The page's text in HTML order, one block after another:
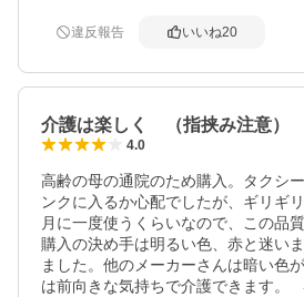
違反報告 いいね20
介護は楽しく （指挟み注意）
4.0
高齢の母の通院のため購入。タクシ
ンクに入るか心配でしたが、ギリギ
月に一度使うくらいなので、この品
購入の決め手は明るい色、赤と迷い
ました。他のメーカーさんは暗い色
は前向きな気持ちで介